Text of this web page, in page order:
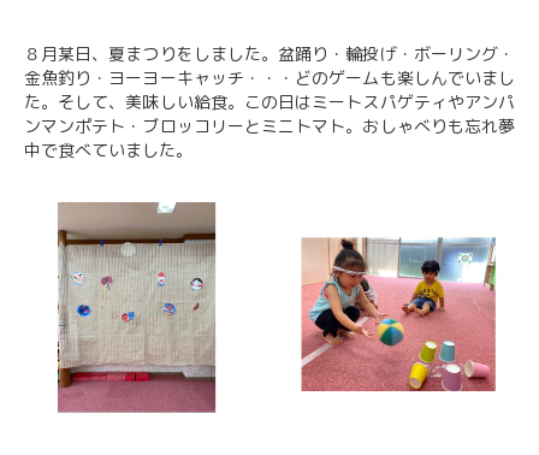
８月某日、夏まつりをしました。盆踊り・輪投げ・ボーリング・
金魚釣り・ヨーヨーキャッチ・・・どのゲームも楽しんでいまし
た。そして、美味しい給食。この日はミートスパゲティやアンパ
ンマンポテト・ブロッコリーとミニトマト。おしゃべりも忘れ夢
中で食べていました。